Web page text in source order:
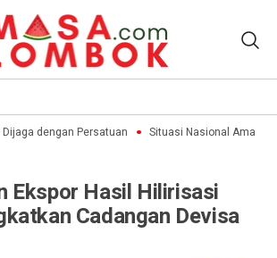
dengan Persatuan Situasi Nasional Aman,
Ekspor Hasil Hilirisasi
Cadangan Devisa